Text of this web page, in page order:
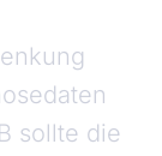
sollte die